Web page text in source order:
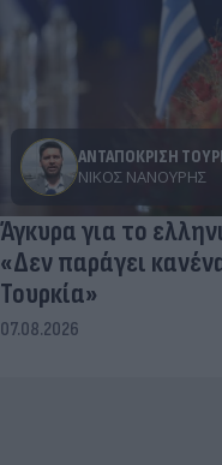
ΑΝΤΑΠΟΚΡΙΣΗ
ΝΊΚΟΣ ΝΑΝΟΎΡΗΣ
Άγκυρα για το
«Δεν παράγει
Τουρκία»
07.08.2026